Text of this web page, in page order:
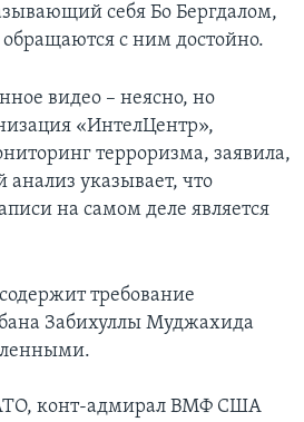
себя Бо Бергдалом,
обращаются с ним достойно.
видео – неясно, но
«ИнтелЦентр»,
терроризма, заявила,
указывает, что
на самом деле является
требование
Забихуллы Муджахида
конт-адмирал ВМФ США